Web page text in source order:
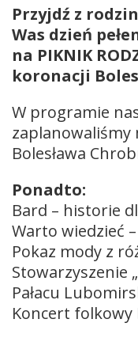
Przyjdź z
Was dzień
na PIKNIK
koronacji
W programie
zaplanowaliśmy
Bolesława
Ponadto:
Bard – historie
Warto wiedzieć
Pokaz mody z
Stowarzyszenie
Pałacu
Koncert folkowy